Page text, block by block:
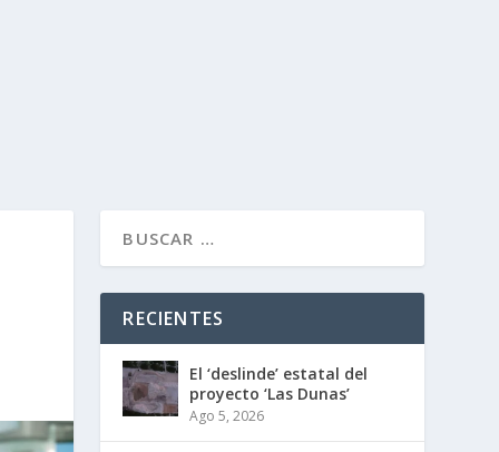
RECIENTES
El ‘deslinde’ estatal del
proyecto ‘Las Dunas’
Ago 5, 2026